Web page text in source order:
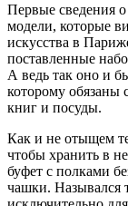
Первые сведения
модели, которые
искусства в
поставленные
А ведь так оно и
которому обязаны
книг и посуды.
Как и не отыщем
чтобы хранить в
буфет с полками
чашки. Назывался